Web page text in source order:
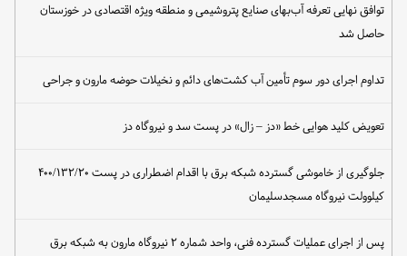
توافق نهایی تعرفه آب‌بهای صنایع پتروشیمی و منطقه ویژه اقتصادی در خوزستان
حاصل شد
تداوم اجرای دور سوم تأمین آب کشت‌های دائم و نخیلات حوضه مارون و جراحی
تعویض کلید هوایی خط «دز – زال» در پست سد و نیروگاه دز
جلوگیری از خاموشی گسترده شبکه برق با اقدام اضطراری در پست ۴۰۰/۱۳۲/۲۰
کیلوولت نیروگاه مسجدسلیمان
پس از اجرای عملیات گسترده فنی، واحد شماره ۲ نیروگاه مارون به شبکه برق